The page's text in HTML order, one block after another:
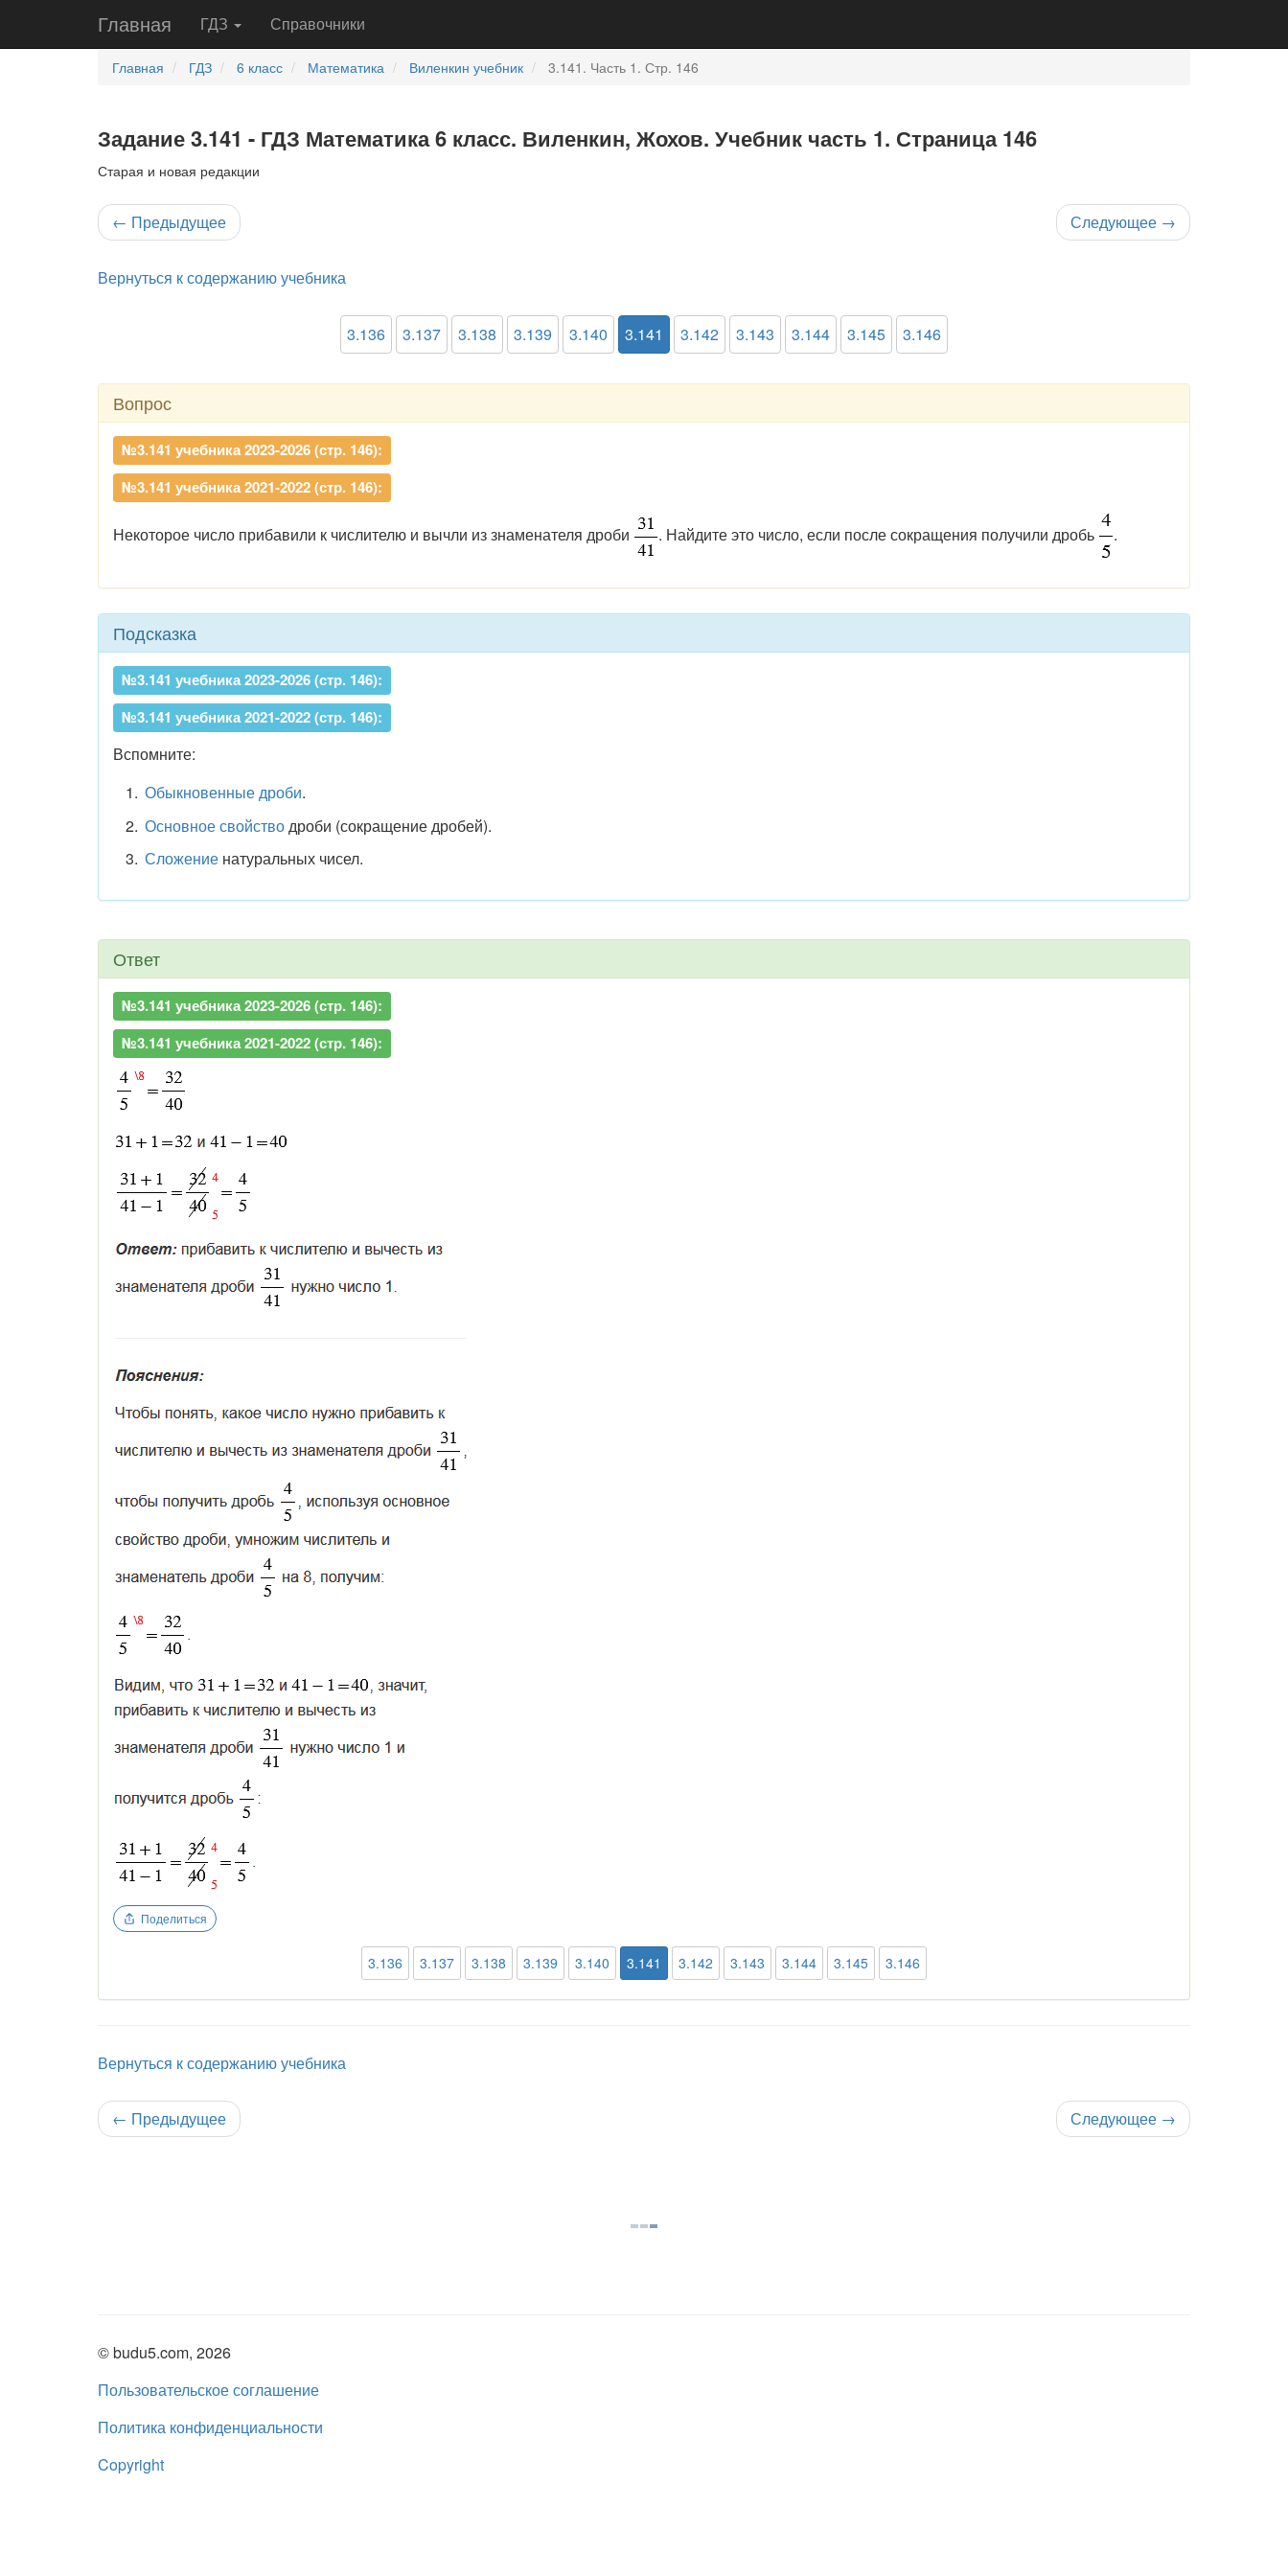
Главная ГДЗ Справочники
Главная ГДЗ 6 класс Математика Виленкин учебник 3.141. Часть 1. Стр. 146
Задание 3.141 - ГДЗ Математика 6 класс. Виленкин, Жохов. Учебник часть 1. Страница 146
Старая и новая редакции
← Предыдущее Следующее →
Вернуться к содержанию учебника
3.136 3.137 3.138 3.139 3.140 3.141 3.142 3.143 3.144 3.145 3.146
Вопрос
№3.141 учебника 2023-2026 (стр. 146):
№3.141 учебника 2021-2022 (стр. 146):
Некоторое число прибавили к числителю и вычли из знаменателя дроби . Найдите это число, если после сокращения получили дробь .
Подсказка
№3.141 учебника 2023-2026 (стр. 146):
№3.141 учебника 2021-2022 (стр. 146):
Вспомните:
Обыкновенные дроби.
Основное свойстводроби (сокращение дробей).
Сложениенатуральных чисел.
Ответ
№3.141 учебника 2023-2026 (стр. 146):
№3.141 учебника 2021-2022 (стр. 146):
Поделиться
3.136 3.137 3.138 3.139 3.140 3.141 3.142 3.143 3.144 3.145 3.146
Вернуться к содержанию учебника
← Предыдущее Следующее →
© budu5.com, 2026
Пользовательское соглашение
Политика конфиденциальности
Copyright